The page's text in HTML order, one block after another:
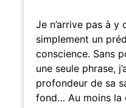
Je n’arrive pas à y
simplement un
conscience. Sans
une seule phrase,
profondeur de sa
fond… Au moins la